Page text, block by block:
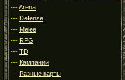
---Arena
--- Defense
--- Melee
--- RPG
--- TD
--- Кампании
--- Разные карты